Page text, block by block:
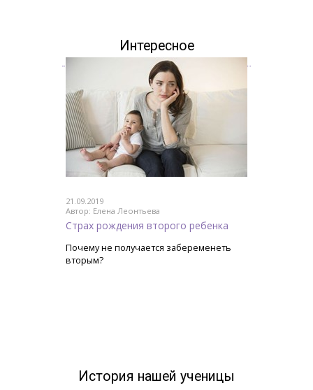
Интересное
21.09.2019
Автор: Елена Леонтьева
Страх рождения второго ребенка
Почему не получается забеременеть
вторым?
История нашей ученицы